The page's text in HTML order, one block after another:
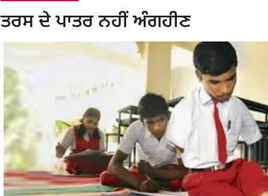
ਤਰਸ ਦੇ ਪਾਤਰ ਨਹੀਂ ਅੰਗਹੀਣ